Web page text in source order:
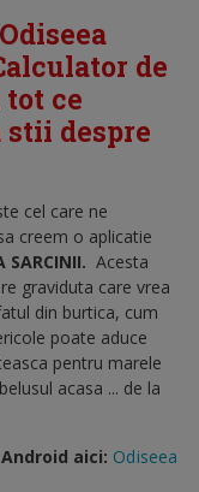
de
ce
stii despre
cel care ne
creem o aplicatie
SARCINII. Acesta
graviduta care vrea
din burtica, cum
poate aduce
pentru marele
acasa ... de la
aici: Odiseea